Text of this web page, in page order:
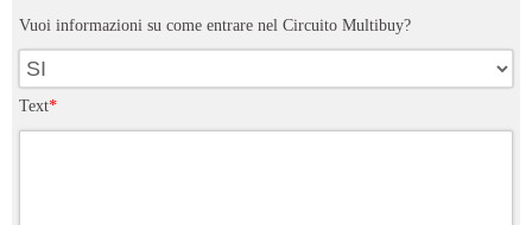
Vuoi informazioni su come entrare nel Circuito Multibuy?
Text*